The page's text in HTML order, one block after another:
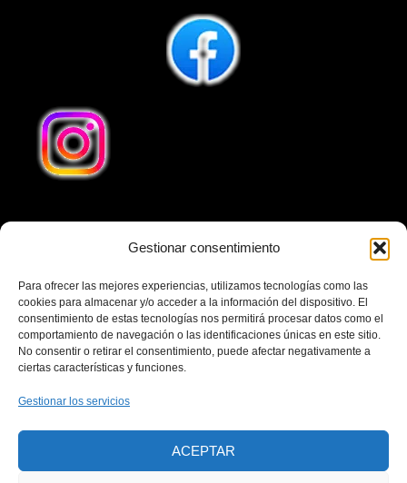
Gestionar consentimiento
Para ofrecer las mejores experiencias, utilizamos tecnologías como las
cookies para almacenar y/o acceder a la información del dispositivo. El
consentimiento de estas tecnologías nos permitirá procesar datos como el
comportamiento de navegación o las identificaciones únicas en este sitio.
No consentir o retirar el consentimiento, puede afectar negativamente a
ciertas características y funciones.
Gestionar los servicios
ACEPTAR
Email
cubaenvio1@gmail.com
Dirección
Lunes-Viernes 10:00–13:00, 17:00–19:00 Horario
Comercial Sábados 10:00–13:00